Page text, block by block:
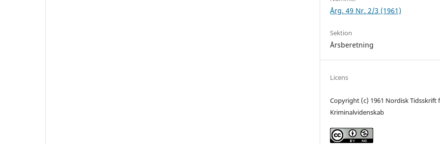
Årg. 49 Nr. 2/3 (1961)
Sektion
Årsberetning
Licens
Copyright (c) 1961 Nordisk Tidsskrift
Kriminalvidenskab